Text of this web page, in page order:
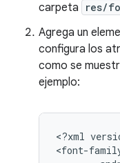
carpeta
res/
Agrega un
configura los
como se
ejemplo:
<?xml
<font-